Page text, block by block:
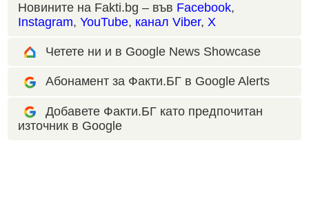
Новините на Fakti.bg – във Facebook,
Instagram, YouTube, канал Viber, X
Четете ни и в Google News Showcase
Абонамент за Факти.БГ в Google Alerts
Добавете Факти.БГ като предпочитан
източник в Google